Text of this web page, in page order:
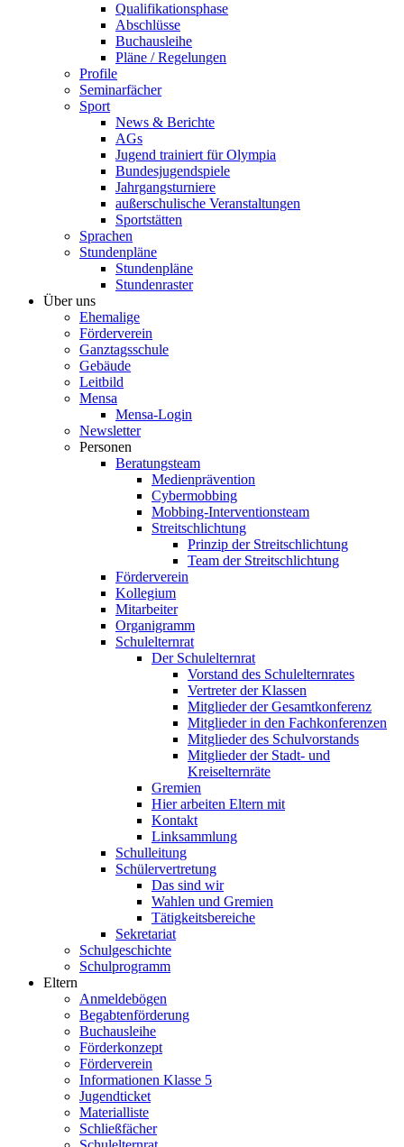
Qualifikationsphase
Abschlüsse
Buchausleihe
Pläne / Regelungen
Profile
Seminarfächer
Sport
News & Berichte
AGs
Jugend trainiert für Olympia
Bundesjugendspiele
Jahrgangsturniere
außerschulische Veranstaltungen
Sportstätten
Sprachen
Stundenpläne
Stundenpläne
Stundenraster
Über uns
Ehemalige
Förderverein
Ganztagsschule
Gebäude
Leitbild
Mensa
Mensa-Login
Newsletter
Personen
Beratungsteam
Medienprävention
Cybermobbing
Mobbing-Interventionsteam
Streitschlichtung
Prinzip der Streitschlichtung
Team der Streitschlichtung
Förderverein
Kollegium
Mitarbeiter
Organigramm
Schulelternrat
Der Schulelternrat
Vorstand des Schulelternrates
Vertreter der Klassen
Mitglieder der Gesamtkonferenz
Mitglieder in den Fachkonferenzen
Mitglieder des Schulvorstands
Mitglieder der Stadt- und
Kreiselternräte
Gremien
Hier arbeiten Eltern mit
Kontakt
Linksammlung
Schulleitung
Schülervertretung
Das sind wir
Wahlen und Gremien
Tätigkeitsbereiche
Sekretariat
Schulgeschichte
Schulprogramm
Eltern
Anmeldebögen
Begabtenförderung
Buchausleihe
Förderkonzept
Förderverein
Informationen Klasse 5
Jugendticket
Materialliste
Schließfächer